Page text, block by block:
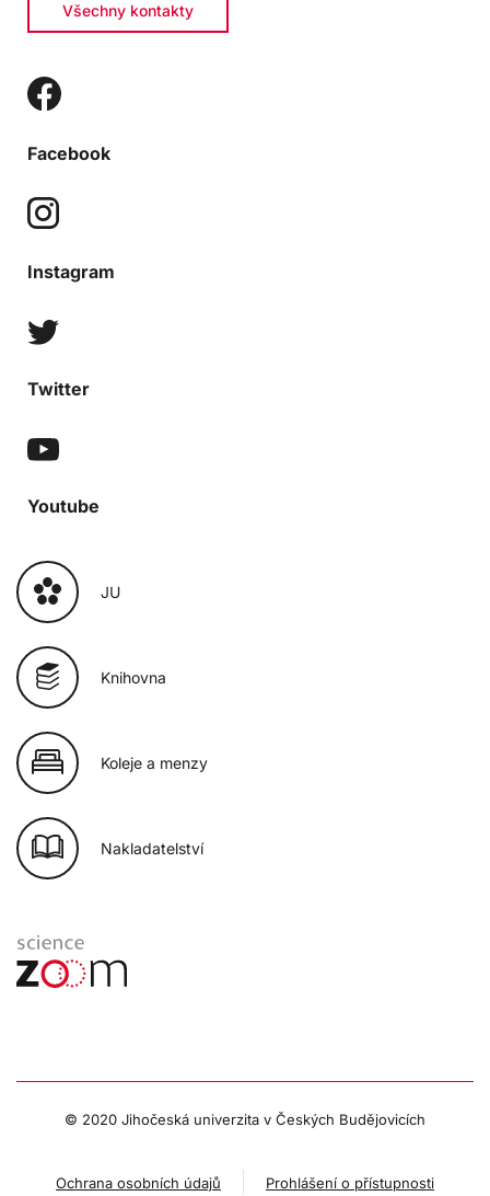
Všechny kontakty
Facebook
Instagram
Twitter
Youtube
JU
Knihovna
Koleje a menzy
Nakladatelství
© 2020 Jihočeská univerzita v Českých Budějovicích
Ochrana osobních údajů Prohlášení o přístupnosti